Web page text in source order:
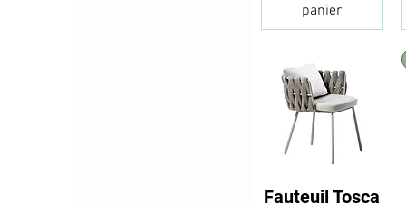
panier
Aperçu rapide
Fauteuil Tosca